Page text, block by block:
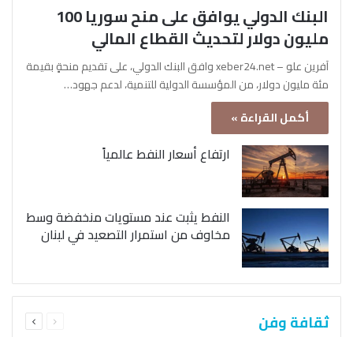
البنك الدولي يوافق على منح سوريا 100
مليون دولار لتحديث القطاع المالي
آفرين علو – xeber24.net وافق البنك الدولي، على تقديم منحةٍ بقيمة
مئة مليون دولار، من المؤسسة الدولية للتنمية، لدعم جهود…
أكمل القراءة »
ارتفاع أسعار النفط عالمياً
النفط يثبت عند مستويات منخفضة وسط
مخاوف من استمرار التصعيد في لبنان
ثقافة وفن الصفحةالصفحة